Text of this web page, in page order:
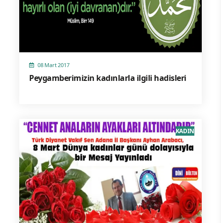
08 Mart 2017
Peygamberimizin kadınlarla ilgili hadisleri
KADIN